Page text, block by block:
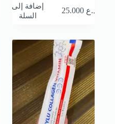
د.ع 25.000
إضافة إلى
السلة